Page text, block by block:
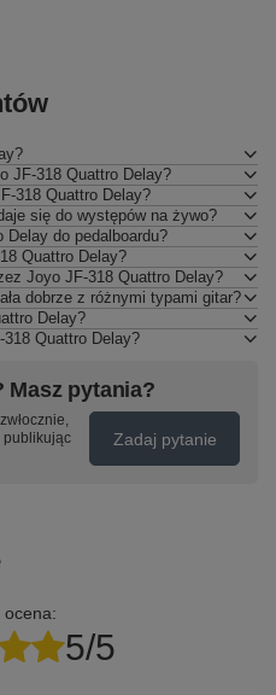
JF-318 Quattro Delay?
318 Quattro Delay?
się do występów na żywo?
Delay do pedalboardu?
Quattro Delay?
Joyo JF-318 Quattro Delay?
dobrze z różnymi typami gitar?
Delay?
Quattro Delay?
Masz pytania?
publikując
Zadaj pytanie
ocena:
5/5